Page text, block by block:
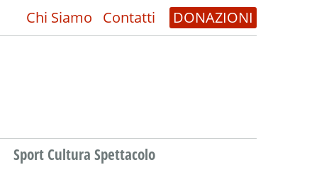
Chi Siamo Contatti DONAZIONI
Sport Cultura Spettacolo